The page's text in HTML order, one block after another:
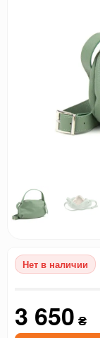
Нет в наличии
3 650 ₴